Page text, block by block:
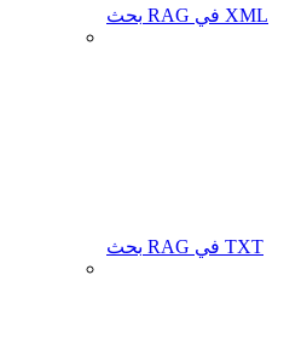
بحث RAG في XML
بحث RAG في TXT